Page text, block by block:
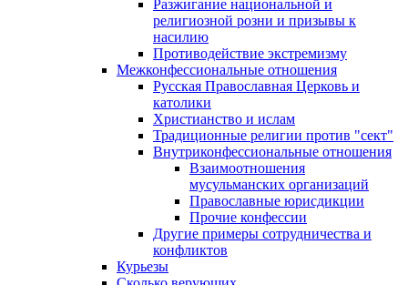
Разжигание национальной и
религиозной розни и призывы к
насилию
Противодействие экстремизму
Межконфессиональные отношения
Русская Православная Церковь и
католики
Христианство и ислам
Традиционные религии против "сект"
Внутриконфессиональные отношения
Взаимоотношения
мусульманских организаций
Православные юрисдикции
Прочие конфессии
Другие примеры сотрудничества и
конфликтов
Курьезы